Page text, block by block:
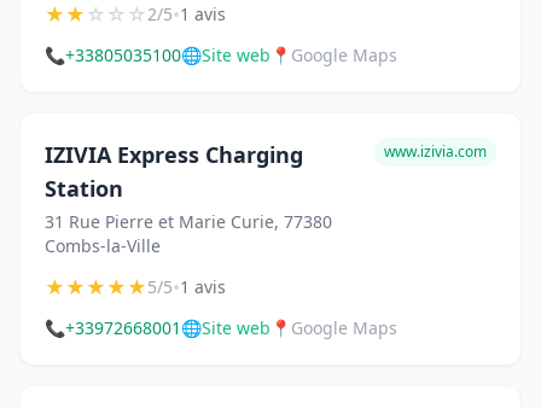
★★☆☆☆2/5•1 avis
📞+33805035100🌐Site web 📍 Google Maps
IZIVIA Express Charging
Station
31 Rue Pierre et Marie Curie, 77380
Combs-la-Ville
www.izivia.com
★★★★★5/5•1 avis
📞+33972668001 🌐Site web 📍 Google Maps